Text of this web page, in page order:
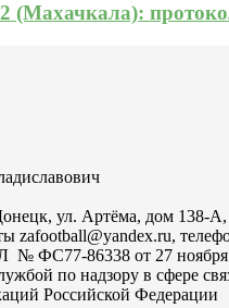
(Махачкала):
ул. Артёма, дом 138-А,
zafootball@yandex.ru,
№ ФС77-86338 от 27 ноября
по надзору в сфере
Российской Федерации